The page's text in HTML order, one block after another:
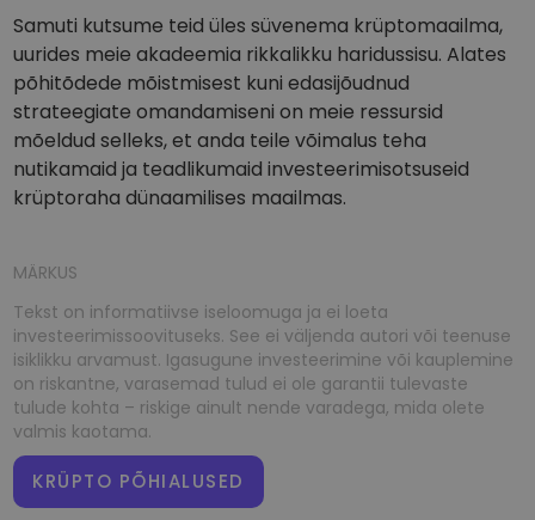
Samuti kutsume teid üles süvenema krüptomaailma,
uurides meie akadeemia rikkalikku haridussisu. Alates
põhitõdede mõistmisest kuni edasijõudnud
strateegiate omandamiseni on meie ressursid
mõeldud selleks, et anda teile võimalus teha
nutikamaid ja teadlikumaid investeerimisotsuseid
krüptoraha dünaamilises maailmas.
MÄRKUS
Tekst on informatiivse iseloomuga ja ei loeta
investeerimissoovituseks. See ei väljenda autori või teenuse
isiklikku arvamust. Igasugune investeerimine või kauplemine
on riskantne, varasemad tulud ei ole garantii tulevaste
tulude kohta – riskige ainult nende varadega, mida olete
valmis kaotama.
KRÜPTO PÕHIALUSED